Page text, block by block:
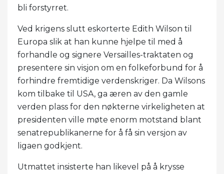
bli forstyrret.
Ved krigens slutt eskorterte Edith Wilson til
Europa slik at han kunne hjelpe til med å
forhandle og signere Versailles-traktaten og
presentere sin visjon om en folkeforbund for å
forhindre fremtidige verdenskriger. Da Wilsons
kom tilbake til USA, ga æren av den gamle
verden plass for den nøkterne virkeligheten at
presidenten ville møte enorm motstand blant
senatrepublikanerne for å få sin versjon av
ligaen godkjent.
Utmattet insisterte han likevel på å krysse